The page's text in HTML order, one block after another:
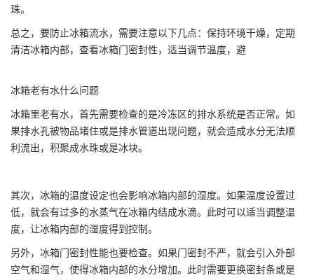
珠。
总之，要防止冰箱流水，需要注意以下几点：保持环境干燥，定期
清洁冰箱内部，查看冰箱门密封性，适当调节温度，避
冰箱老有水什么问题
冰箱里老有水，首先需要检查的是冷冻区的排水系统是否正常。如
果排水孔被物品堵住或是排水管道出现问题，就会造成水分无法顺
利流出，积聚成水珠或是冰块。
其次，冰箱的温度设定也会影响冰箱内部的湿度。如果温度设置过
低，就会有过多的水蒸气在冰箱内结成水滴。此时可以适当调整温
度，让冰箱内部的湿度得到控制。
另外，冰箱门密封性能也要检查。如果门密封不严，就会引入外部
空气和湿气，使得冰箱内部的水分增加。此时需要更换密封条或是